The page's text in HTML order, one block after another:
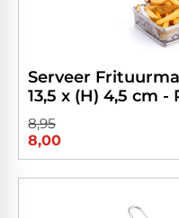
Serveer
13,5 x (H) 4,5 cm -
8,95
8,00